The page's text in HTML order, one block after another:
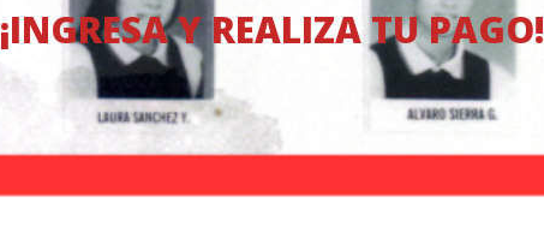
¡INGRESA Y REALIZA TU PAGO!